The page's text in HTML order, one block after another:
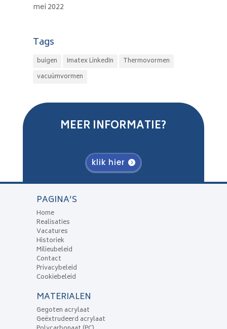
mei 2022
Tags
buigen Imatex LinkedIn
Thermovormen
vacuümvormen
MEER INFORMATIE?
klik hier
PAGINA’S
Home
Realisaties
Vacatures
Historiek
Milieubeleid
Contact
Privacybeleid
Cookiebeleid
MATERIALEN
Gegoten acrylaat
Geëxtrudeerd acrylaat